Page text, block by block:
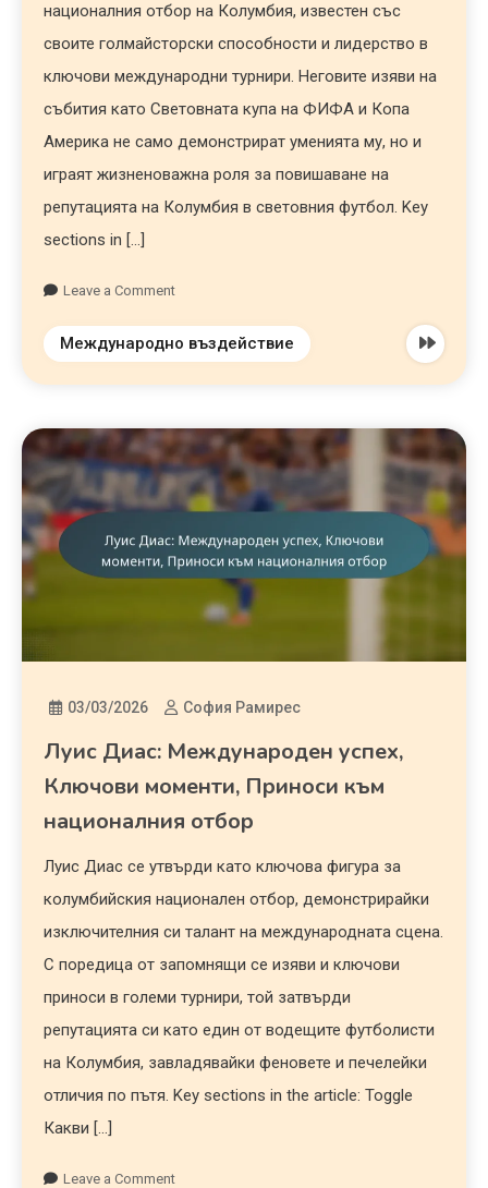
националния отбор на Колумбия, известен със
своите голмайсторски способности и лидерство в
ключови международни турнири. Неговите изяви на
събития като Световната купа на ФИФА и Копа
Америка не само демонстрират уменията му, но и
играят жизненоважна роля за повишаване на
репутацията на Колумбия в световния футбол. Key
sections in […]
Leave a Comment
Международно въздействие
03/03/2026 София Рамирес
Луис Диас: Международен успех,
Ключови моменти, Приноси към
националния отбор
Луис Диас се утвърди като ключова фигура за
колумбийския национален отбор, демонстрирайки
изключителния си талант на международната сцена.
С поредица от запомнящи се изяви и ключови
приноси в големи турнири, той затвърди
репутацията си като един от водещите футболисти
на Колумбия, завладявайки феновете и печелейки
отличия по пътя. Key sections in the article: Toggle
Какви […]
Leave a Comment